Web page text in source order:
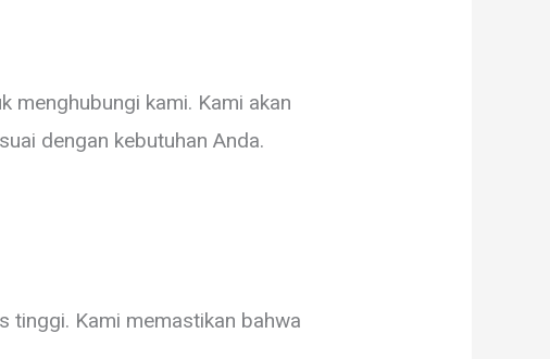
menghubungi kami. Kami akan
dengan kebutuhan Anda.
tinggi. Kami memastikan bahwa